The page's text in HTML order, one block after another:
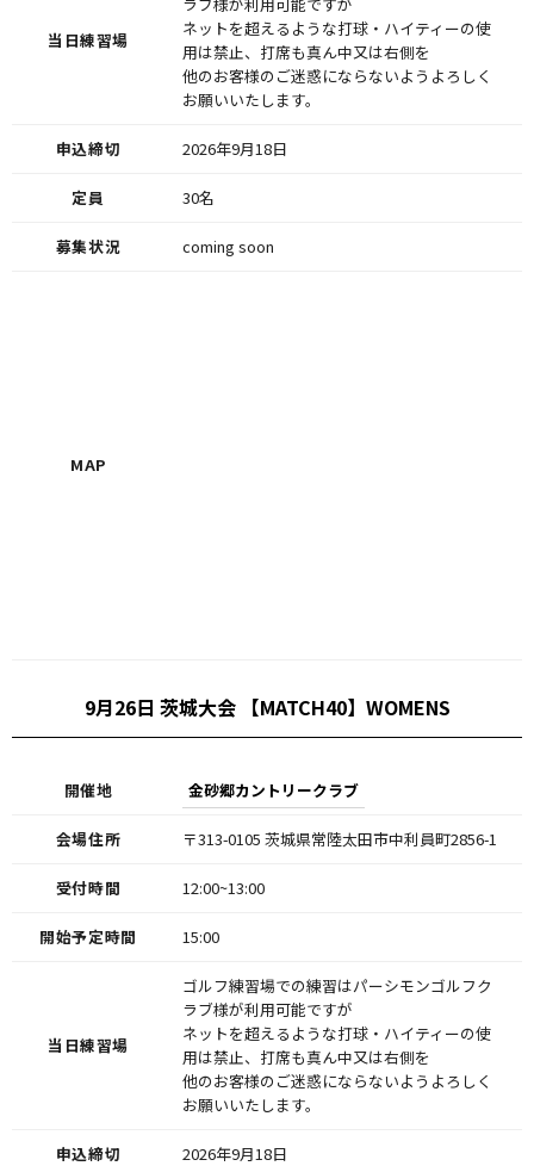
当日練習場
ネットを超えるような打球・ハイティーの使
用は禁止、打席も真ん中又は右側を
他のお客様のご迷惑にならないようよろしく
お願いいたします。
申込締切 2026年9月18日
定員 30名
募集状況 coming soon
MAP
9月26日 茨城大会 【MATCH40】WOMENS
開催地 金砂郷カントリークラブ
会場住所 〒313-0105 茨城県常陸太田市中利員町2856-1
受付時間 12:00~13:00
開始予定時間 15:00
当日練習場
ゴルフ練習場での練習はパーシモンゴルフク
ラブ様が利用可能ですが
ネットを超えるような打球・ハイティーの使
用は禁止、打席も真ん中又は右側を
他のお客様のご迷惑にならないようよろしく
お願いいたします。
申込締切 2026年9月18日